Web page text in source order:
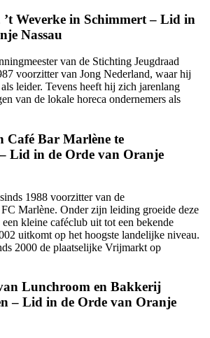
’t Weverke in Schimmert – Lid in
Nassau
van de Stichting Jeugdraad
voorzitter van Jong Nederland, waar hij
leider. Tevens heeft hij zich jarenlang
van de lokale horeca ondernemers als
Café Bar Marlène te
Lid in de Orde van Oranje
1988 voorzitter van de
Marlène. Onder zijn leiding groeide deze
kleine caféclub uit tot een bekende
uitkomt op het hoogste landelijke niveau.
2000 de plaatselijke Vrijmarkt op
Lunchroom en Bakkerij
– Lid in de Orde van Oranje